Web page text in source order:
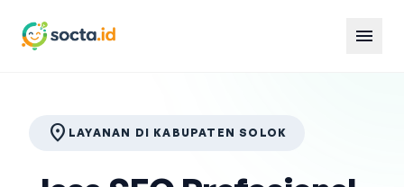
menu
location_on LAYANAN DI KABUPATEN SOLOK